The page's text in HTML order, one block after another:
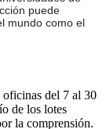
puede
mundo como el
oficinas del 7 al 30
de los lotes
la comprensión.